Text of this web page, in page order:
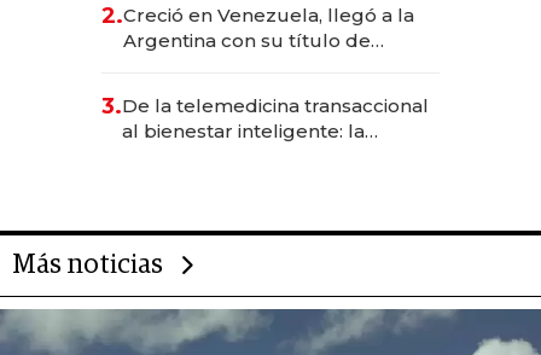
2.Creció en Venezuela, llegó a la
Argentina con su título de
las marcas "fast premium"
3.De la telemedicina transaccional
al bienestar inteligente: la
Más noticias